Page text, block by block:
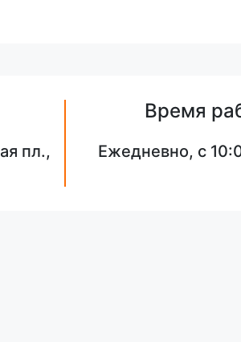
пл.,
Время
Ежедневно, с